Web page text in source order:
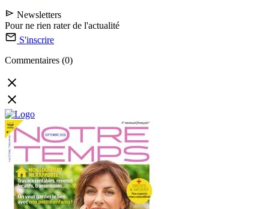
Newsletters
Pour ne rien rater de l'actualité
S'inscrire
Commentaires (0)